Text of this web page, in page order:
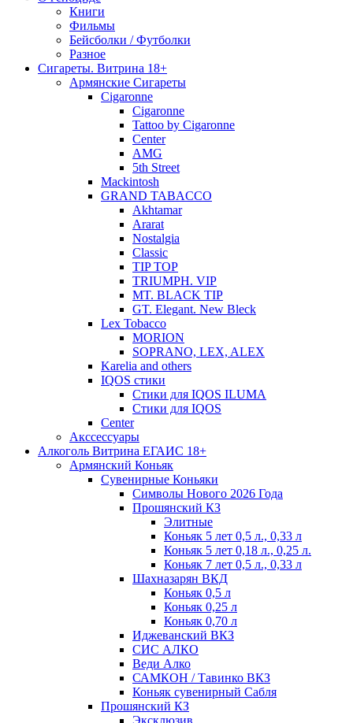
Книги
Фильмы
Бейсболки / Футболки
Разное
Сигареты. Витрина 18+
Армянские Сигареты
Cigaronne
Cigaronne
Tattoo by Cigaronne
Center
AMG
5th Street
Mackintosh
GRAND TABACCO
Akhtamar
Ararat
Nostalgia
Classic
TIP TOP
TRIUMPH. VIP
MT. BLACK TIP
GT. Elegant. New Bleck
Lex Tobacco
MORION
SOPRANO, LEX, ALEX
Karelia and others
IQOS стики
Стики для IQOS ILUMA
Стики для IQOS
Сenter
Акссессуары
Алкоголь Витрина ЕГАИС 18+
Армянский Коньяк
Сувенирные Коньяки
Символы Нового 2026 Года
Прошянский КЗ
Элитные
Коньяк 5 лет 0,5 л., 0,33 л
Коньяк 5 лет 0,18 л., 0,25 л.
Коньяк 7 лет 0,5 л., 0,33 л
Шахназарян ВКД
Коньяк 0,5 л
Коньяк 0,25 л
Коньяк 0,70 л
Иджеванский ВКЗ
СИС АЛКО
Веди Алко
САМКОН / Тавинко ВКЗ
Коньяк сувенирный Сабля
Прошянский КЗ
Эксклюзив